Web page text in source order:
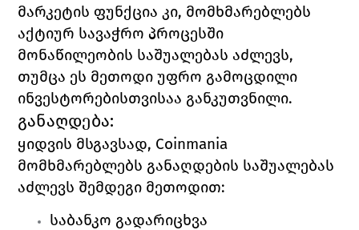
მარკეტის ფუნქცია კი, მომხმარებლებს
აქტიურ სავაჭრო პროცესში
მონაწილეობის საშუალებას აძლევს,
თუმცა ეს მეთოდი უფრო გამოცდილი
ინვესტორებისთვისაა განკუთვნილი.
განაღდება:
ყიდვის მსგავსად,
მომხმარებლებს განაღდების საშუალებას
აძლევს შემდეგი მეთოდით:
საბანკო გადარიცხვა